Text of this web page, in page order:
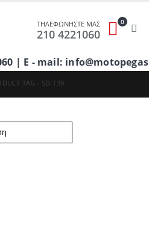
ΤΗΛΕΦΩΝΗΣΤΕ ΜΑΣ
210 4221060
0
info@motopegasus.com
TAG - SD-T39